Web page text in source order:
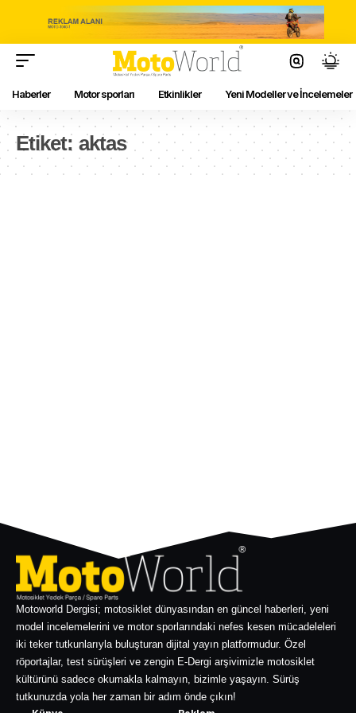
Haberler Motor sporları Etkinlikler Yeni Modeller ve İncelemeler
Etiket: aktas
Motoworld Dergisi; motosiklet dünyasından en güncel haberleri, yeni
model incelemelerini ve motor sporlarındaki nefes kesen mücadeleleri
iki teker tutkunlarıyla buluşturan dijital yayın platformudur. Özel
röportajlar, test sürüşleri ve zengin E-Dergi arşivimizle motosiklet
kültürünü sadece okumakla kalmayın, bizimle yaşayın. Sürüş
tutkunuzda yola her zaman bir adım önde çıkın!